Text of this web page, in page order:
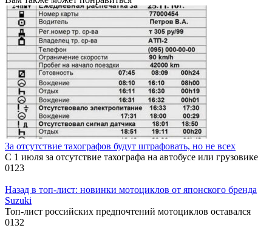
За отсутствие тахографов будут штрафовать, но не всех
С 1 июля за отсутствие тахографа на автобусе или грузовике
0123
Назад в топ-лист: новинки мотоциклов от японского бренда
Suzuki
Топ-лист российских предпочтений мотоциклов оставался
0132